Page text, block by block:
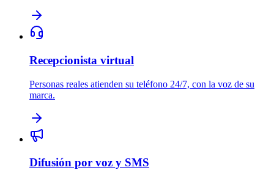
Recepcionista virtual
Personas reales atienden su teléfono 24/7, con la voz de su
marca.
Difusión por voz y SMS